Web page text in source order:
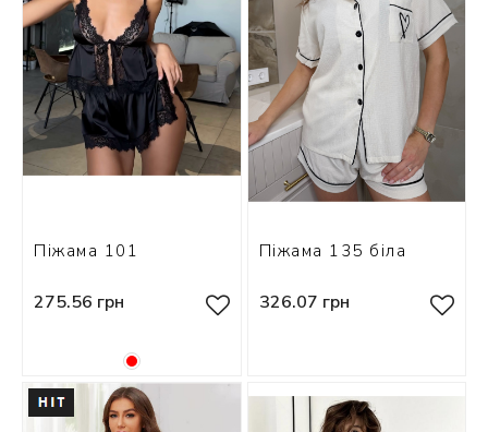
Піжама 101
275.56 грн
Піжама 135 біла
326.07 грн